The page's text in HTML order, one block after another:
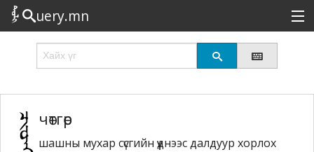
uery.mn
Сонирхолтой
Эрэлттэй
Төрөл
чөтгөр
шашны мухар сүсгийн үүднээс далдуур хорлох